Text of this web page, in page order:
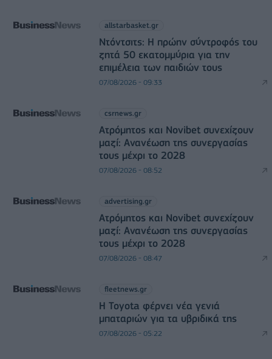
allstarbasket.gr
Ντόντσιτς: Η πρώην σύντροφός του
ζητά 50 εκατομμύρια για την
επιμέλεια των παιδιών τους
07/08/2026 - 09:33
csrnews.gr
Ατρόμητος και Novibet συνεχίζουν
μαζί: Ανανέωση της συνεργασίας
τους μέχρι το 2028
07/08/2026 - 08:52
advertising.gr
Ατρόμητος και Novibet συνεχίζουν
μαζί: Ανανέωση της συνεργασίας
τους μέχρι το 2028
07/08/2026 - 08:47
fleetnews.gr
Η Toyota φέρνει νέα γενιά
μπαταριών για τα υβριδικά της
07/08/2026 - 05:22